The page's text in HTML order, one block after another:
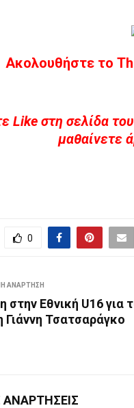
Ακολουθήστε το
Like στη σελίδα
μαθαίνετε
0
ΑΝΆΡΤΗΣΗ
στην Εθνική U16 για
Γιάννη Τσατσαράγκο
ΑΝΑΡΤΉΣΕΙΣ